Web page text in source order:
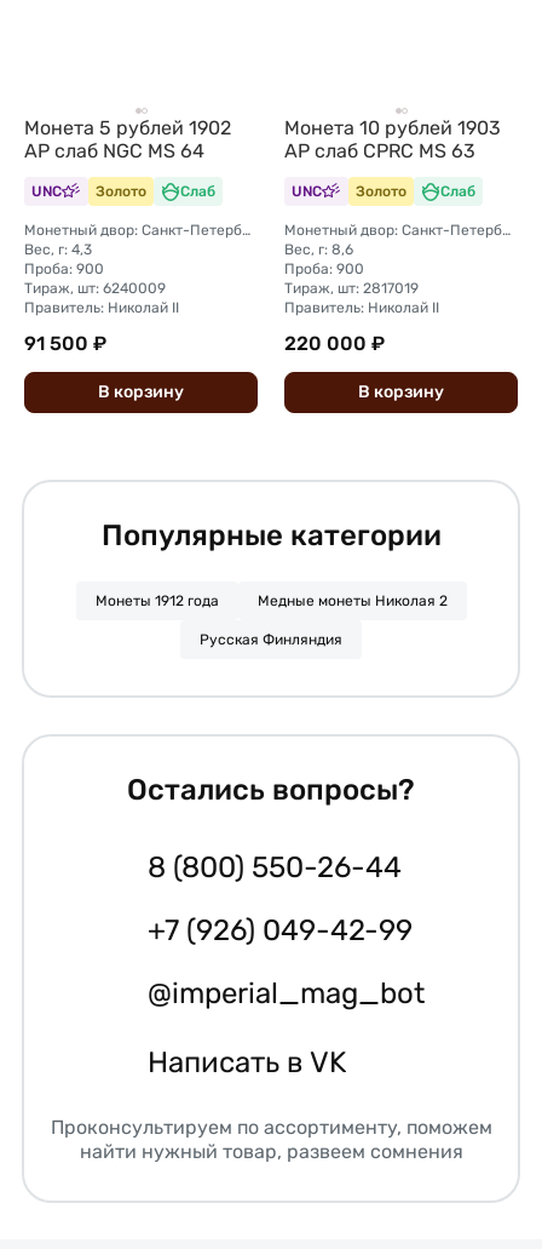
Монета 5 рублей 1902
АР слаб NGC MS 64
UNC Золото Слаб
Монетный двор: Санкт-Петербургский монетный двор
Вес, г: 4,3
Проба: 900
Тираж, шт: 6240009
Правитель: Николай II
91 500 ₽
В корзину
Монета 10 рублей 1903
АР слаб CPRC MS 63
UNC Золото Слаб
Монетный двор: Санкт-Петербургский монетный двор
Вес, г: 8,6
Проба: 900
Тираж, шт: 2817019
Правитель: Николай II
220 000 ₽
В корзину
Популярные категории
Монеты 1912 года Медные монеты Николая 2
Русская Финляндия
Остались вопросы?
8 (800) 550-26-44
+7 (926) 049-42-99
@imperial_mag_bot
Написать в VK
Проконсультируем по ассортименту, поможем
найти нужный товар, развеем сомнения